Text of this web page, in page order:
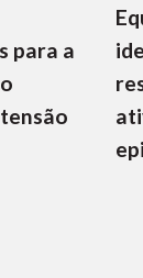
para a